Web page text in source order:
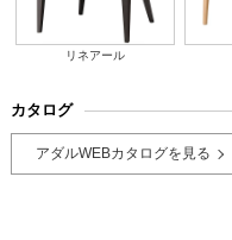
リネアール
カタログ
アダルWEBカタログを見る